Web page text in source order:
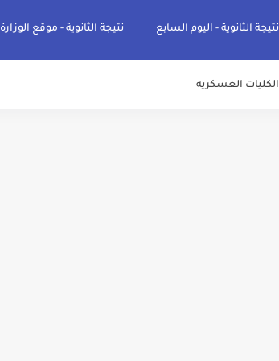
نتيجة الثانوية - اليوم السابع نتيجة الثانوية - موقع الوزارة
الكليات العسكريه